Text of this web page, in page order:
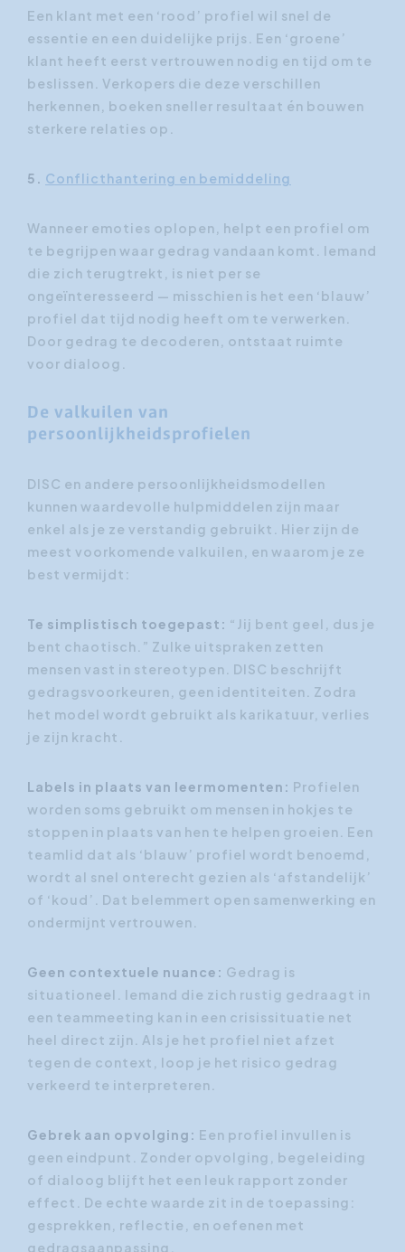
Een klant met een ‘rood’ profiel wil snel de
essentie en een duidelijke prijs. Een ‘groene’
klant heeft eerst vertrouwen nodig en tijd om te
beslissen. Verkopers die deze verschillen
herkennen, boeken sneller resultaat én bouwen
sterkere relaties op.
5. Conflicthantering en bemiddeling
Wanneer emoties oplopen, helpt een profiel om
te begrijpen waar gedrag vandaan komt. Iemand
die zich terugtrekt, is niet per se
ongeïnteresseerd — misschien is het een ‘blauw’
profiel dat tijd nodig heeft om te verwerken.
Door gedrag te decoderen, ontstaat ruimte
voor dialoog.
De valkuilen van
persoonlijkheidsprofielen
DISC en andere persoonlijkheidsmodellen
kunnen waardevolle hulpmiddelen zijn maar
enkel als je ze verstandig gebruikt. Hier zijn de
meest voorkomende valkuilen, en waarom je ze
best vermijdt:
Te simplistisch toegepast: “Jij bent geel, dus je
bent chaotisch.” Zulke uitspraken zetten
mensen vast in stereotypen. DISC beschrijft
gedragsvoorkeuren, geen identiteiten. Zodra
het model wordt gebruikt als karikatuur, verlies
je zijn kracht.
Labels in plaats van leermomenten: Profielen
worden soms gebruikt om mensen in hokjes te
stoppen in plaats van hen te helpen groeien. Een
teamlid dat als ‘blauw’ profiel wordt benoemd,
wordt al snel onterecht gezien als ‘afstandelijk’
of ‘koud’. Dat belemmert open samenwerking en
ondermijnt vertrouwen.
Geen contextuele nuance: Gedrag is
situationeel. Iemand die zich rustig gedraagt in
een teammeeting kan in een crisissituatie net
heel direct zijn. Als je het profiel niet afzet
tegen de context, loop je het risico gedrag
verkeerd te interpreteren.
Gebrek aan opvolging: Een profiel invullen is
geen eindpunt. Zonder opvolging, begeleiding
of dialoog blijft het een leuk rapport zonder
effect. De echte waarde zit in de toepassing:
gesprekken, reflectie, en oefenen met
gedragsaanpassing.